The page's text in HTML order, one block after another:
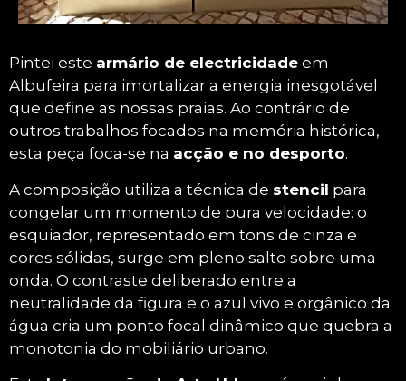
A Adrenalina Aquática em acção! O
esquiador, em pose dinâmica e tons de
cinza, salta sobre a onda, criando um forte
ponto focal. O contraste com a água azul e
viva capta a energia inesgotável das praias
de Albufeira.
Pintei este armário de electricidade em
Albufeira para imortalizar a energia inesgotável
que define as nossas praias. Ao contrário de
outros trabalhos focados na memória histórica,
esta peça foca-se na acção e no desporto.
A composição utiliza a técnica de stencil para
congelar um momento de pura velocidade: o
esquiador, representado em tons de cinza e
cores sólidas, surge em pleno salto sobre uma
onda. O contraste deliberado entre a
neutralidade da figura e o azul vivo e orgânico da
água cria um ponto focal dinâmico que quebra a
monotonia do mobiliário urbano.